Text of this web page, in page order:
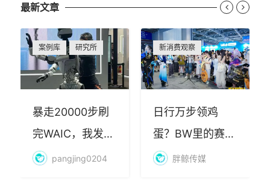
最新文章
案例库 研究所
暴走20000步刷
完WAIC，我发现
AI最赚钱的不是
pangjing0204
新消费观察
日行万步领鸡
蛋？BW里的赛博
朝圣，藏着品牌
胖鲸传媒
 